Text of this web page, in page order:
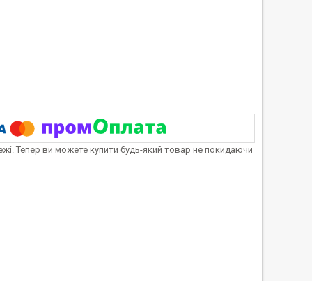
Тепер ви можете купити будь-який товар не покидаючи